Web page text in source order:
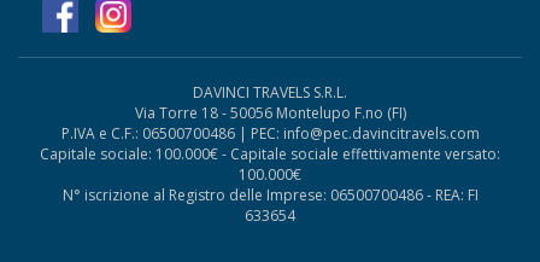
DAVINCI TRAVELS S.R.L.
Via Torre 18 - 50056 Montelupo F.no (FI)
P.IVA e C.F.: 06500700486 | PEC: info@pec.davincitravels.com
Capitale sociale: 100.000€ - Capitale sociale effettivamente versato:
100.000€
N° iscrizione al Registro delle Imprese: 06500700486 - REA: FI
633654